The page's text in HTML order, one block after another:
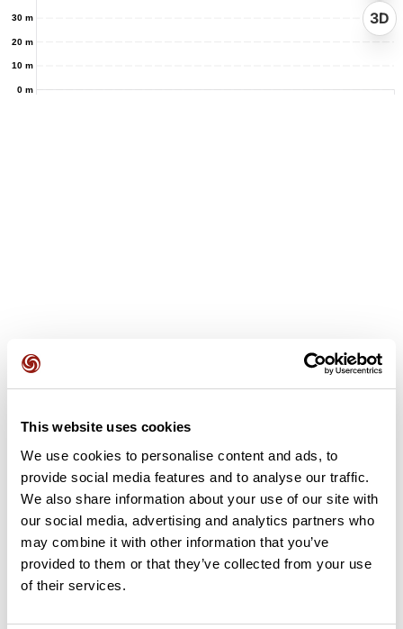
This website uses cookies
We use cookies to personalise content and ads, to
provide social media features and to analyse our traffic.
We also share information about your use of our site with
our social media, advertising and analytics partners who
may combine it with other information that you’ve
provided to them or that they’ve collected from your use
of their services.
0 m
10 m
20 m
30 m 3D
Ajouter un avis
Découvrez ce parcours de vélo de 59,3 km à proximité de